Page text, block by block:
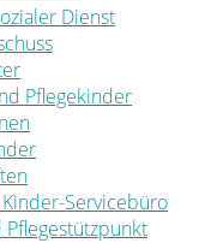
Dienst
Pflegekinder
Servicebüro